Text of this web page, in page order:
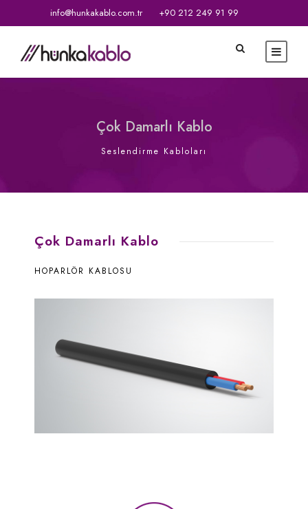
info@hunkakablo.com.tr +90 212 249 91 99
Çok Damarlı Kablo
Seslendirme Kabloları
Çok Damarlı Kablo
HOPARLÖR KABLOSU